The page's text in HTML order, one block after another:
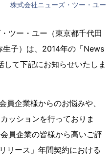
株式会社ニューズ・ツー・ユー
ツー・ユー（東京都千代田
子）は、2014年の「News
て下記にお知らせいたしま
員企業様からのお悩みや、
ッションを行っておりま
員企業の皆様から高いご評
リース」年間契約における